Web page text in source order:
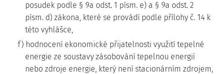
posudek podle § 9a odst. 1 písm. e) a § 9a odst. 2
písm. d) zákona, které se provádí podle přílohy č. 14 k
této vyhlášce,
f) hodnocení ekonomické přijatelnosti využití tepelné
energie ze soustavy zásobování tepelnou energií
nebo zdroje energie, který není stacionárním zdrojem,